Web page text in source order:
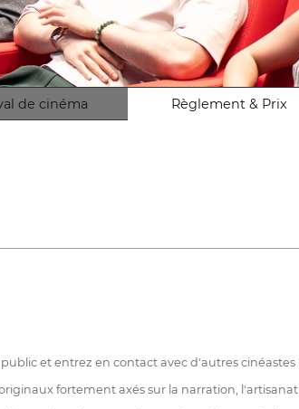
de cinéma Règlement & Prix
et entrez en contact avec d'autres cinéastes
fortement axés sur la narration, l'artisanat